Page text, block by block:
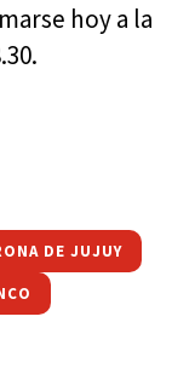
hoy a la
DE JUJUY